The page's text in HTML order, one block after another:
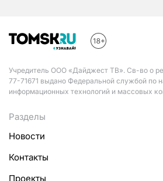
Учредитель ООО «Дайджест ТВ». Св-во о
77-71671 выдано Федеральной службой по
информационных технологий и массовых
Разделы
Новости
Контакты
Проекты